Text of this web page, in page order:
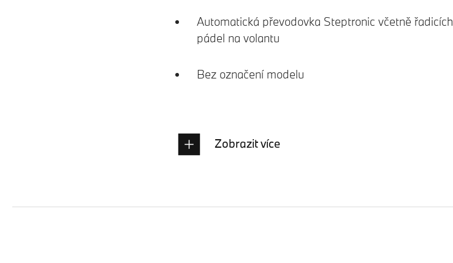
Automatická převodovka Steptronic včetně řadicích
pádel na volantu
Bez označení modelu
Zobrazit více